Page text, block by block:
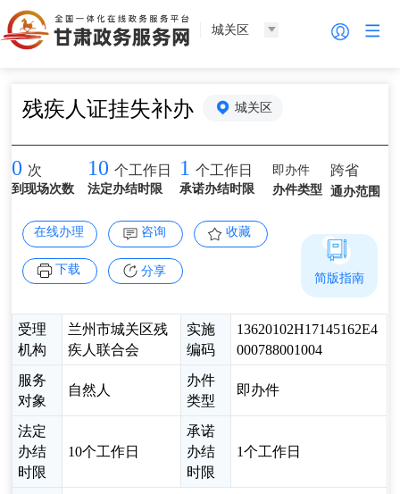
城关区
残疾人证挂失补办 城关区
0 次
到现场次数
10 个工作日
法定办结时限
1 个工作日
承诺办结时限
即办件
办件类型
跨省
通办范围
在线办理 咨询 收藏
下载 分享
受理
机构
兰州市城关区残
疾人联合会
实施
编码
13620102H17145162E4
000788001004
服务
对象
自然人
办件
类型
即办件
法定
办结
时限
10个工作日
承诺
办结
时限
1个工作日
简版指南